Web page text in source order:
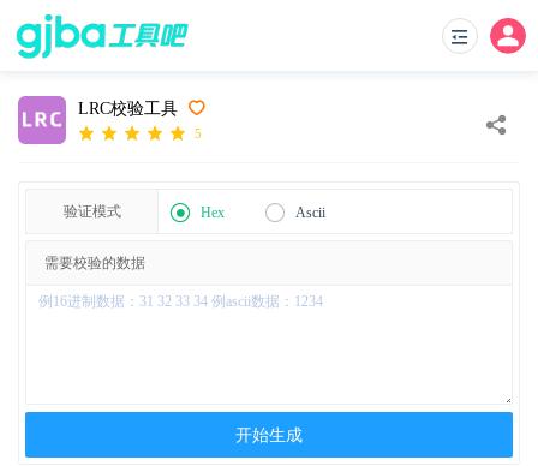
LRC校验工具
5
验证模式 Hex Ascii
需要校验的数据
开始生成